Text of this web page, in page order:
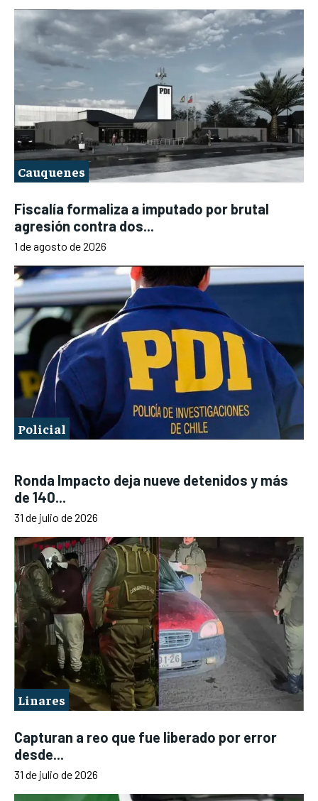
Cauquenes
Fiscalía formaliza a imputado por brutal
agresión contra dos...
1 de agosto de 2026
Policial
Ronda Impacto deja nueve detenidos y más
de 140...
31 de julio de 2026
Linares
Capturan a reo que fue liberado por error
desde...
31 de julio de 2026